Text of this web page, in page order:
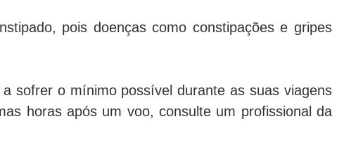
pois doenças como constipações e gripes
sofrer o mínimo possível durante as suas viagens
horas após um voo, consulte um profissional da